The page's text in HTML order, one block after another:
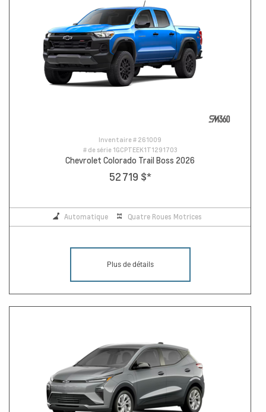
Inventaire # 261009
# de série 1GCPTEEK1T1291703
Chevrolet Colorado Trail Boss 2026
52 719 $*
Automatique Quatre Roues Motrices
Plus de détails